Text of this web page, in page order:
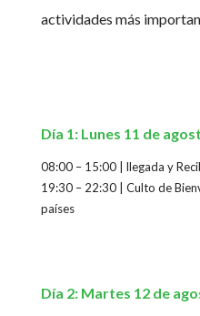
actividades más
Día 1: Lunes 11 de
08:00 – 15:00| llegada y
19:30 – 22:30 | Culto de
países
Día 2: Martes 12 de